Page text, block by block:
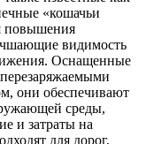
«кошачьи
повышения
видимость
Оснащенные
они обеспечивают
среды,
и затраты на
для дорог,